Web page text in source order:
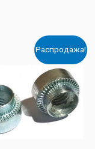
Распродажа!